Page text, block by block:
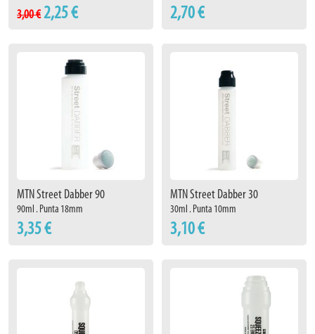
3,00 € 2,25 € 2,70 €
MTN Street Dabber 90
90ml . Punta 18mm
3,35 €
MTN Street Dabber 30
30ml . Punta 10mm
3,10 €